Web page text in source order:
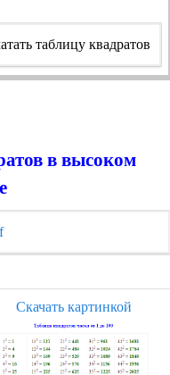
таблицу квадратов
в высоком
Скачать картинкой